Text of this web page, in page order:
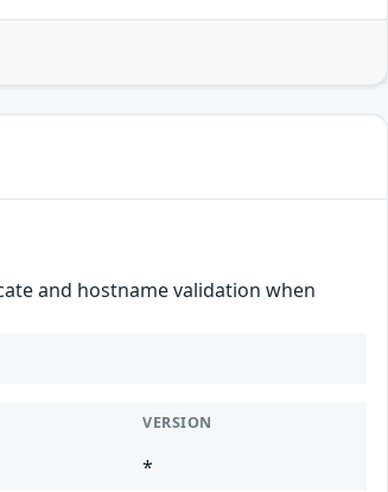
and hostname validation when
VERSION
*